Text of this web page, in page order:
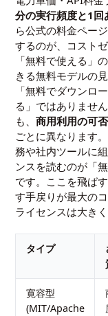
分の実行頻度と1回
ら公式の料金ペー
するのが、コスト
「無料で使える」
きる無料モデルの
「無料でダウンロ
る」ではありませ
も、商用利用の可
ごとに異なります
務や社内ツールに
ンスを読むのが「
です。ここを飛ば
す手戻りが最大の
ライセンスは大き
タイプ
寛容型
(MIT/Apache